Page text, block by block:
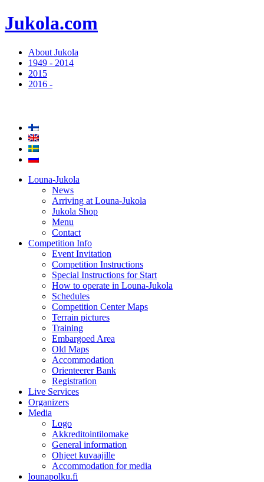
Jukola.com
About Jukola
1949 - 2014
2015
2016 -
Louna-Jukola
News
Arriving at Louna-Jukola
Jukola Shop
Menu
Contact
Competition Info
Event Invitation
Competition Instructions
Special Instructions for Start
How to operate in Louna-Jukola
Schedules
Competition Center Maps
Terrain pictures
Training
Embargoed Area
Old Maps
Accommodation
Orienteerer Bank
Registration
Live Services
Organizers
Media
Logo
Akkreditointilomake
General information
Ohjeet kuvaajille
Accommodation for media
lounapolku.fi